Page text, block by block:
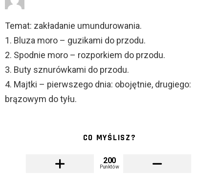
Temat: zakładanie umundurowania.
1. Bluza moro – guzikami do przodu.
2. Spodnie moro – rozporkiem do przodu.
3. Buty sznurówkami do przodu.
4. Majtki – pierwszego dnia: obojętnie, drugiego:
brązowym do tyłu.
CO MYŚLISZ?
200
Punktów